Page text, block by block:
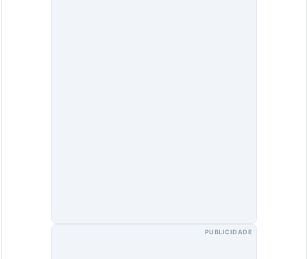
PUBLICIDADE